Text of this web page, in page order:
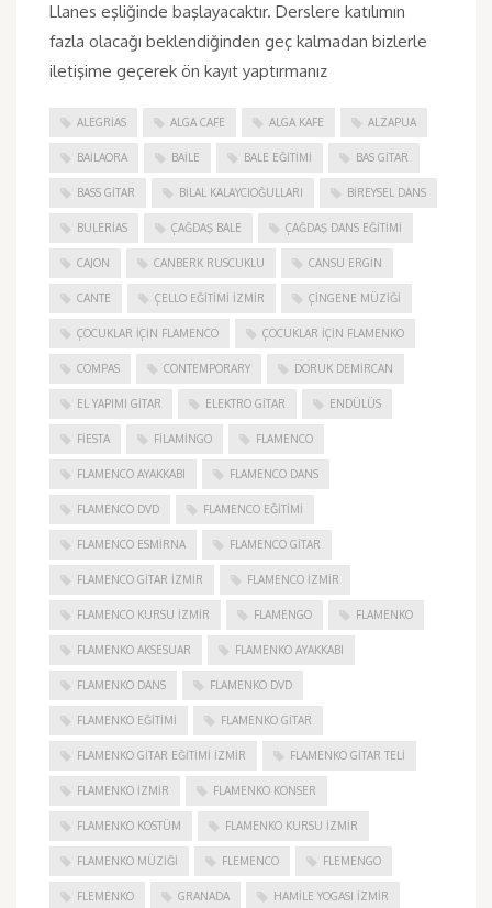
Llanes eşliğinde başlayacaktır. Derslere katılımın
fazla olacağı beklendiğinden geç kalmadan bizlerle
iletişime geçerek ön kayıt yaptırmanız
ALEGRIAS ALGA CAFE ALGA KAFE ALZAPUA
BAILAORA BAILE BALE EĞITIMI BAS GITAR
BASS GITAR BILAL KALAYCIOĞULLARI BIREYSEL DANS
BULERIAS ÇAĞDAŞ BALE ÇAĞDAŞ DANS EĞITIMI
CAJON CANBERK RUSCUKLU CANSU ERGIN
CANTE ÇELLO EĞITIMI İZMIR ÇINGENE MÜZIĞI
ÇOCUKLAR IÇIN FLAMENCO ÇOCUKLAR IÇIN FLAMENKO
COMPAS CONTEMPORARY DORUK DEMIRCAN
EL YAPIMI GITAR ELEKTRO GITAR ENDÜLÜS
FIESTA FILAMINGO FLAMENCO
FLAMENCO AYAKKABI FLAMENCO DANS
FLAMENCO DVD FLAMENCO EĞITIMI
FLAMENCO ESMIRNA FLAMENCO GITAR
FLAMENCO GITAR İZMIR FLAMENCO IZMIR
FLAMENCO KURSU İZMIR FLAMENGO FLAMENKO
FLAMENKO AKSESUAR FLAMENKO AYAKKABI
FLAMENKO DANS FLAMENKO DVD
FLAMENKO EĞITIMI FLAMENKO GITAR
FLAMENKO GITAR EĞITIMI İZMIR FLAMENKO GITAR TELI
FLAMENKO IZMIR FLAMENKO KONSER
FLAMENKO KOSTÜM FLAMENKO KURSU İZMIR
FLAMENKO MÜZIĞI FLEMENCO FLEMENGO
FLEMENKO GRANADA HAMILE YOGASI İZMIR